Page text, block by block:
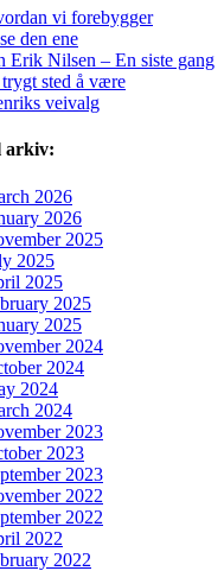
vi forebygger
den ene
Erik Nilsen – En siste gang
sted å være
veivalg
arkiv:
2026
2026
2025
2025
2025
2025
2025
2024
2024
2024
2024
2023
2023
2023
2022
2022
2022
2022